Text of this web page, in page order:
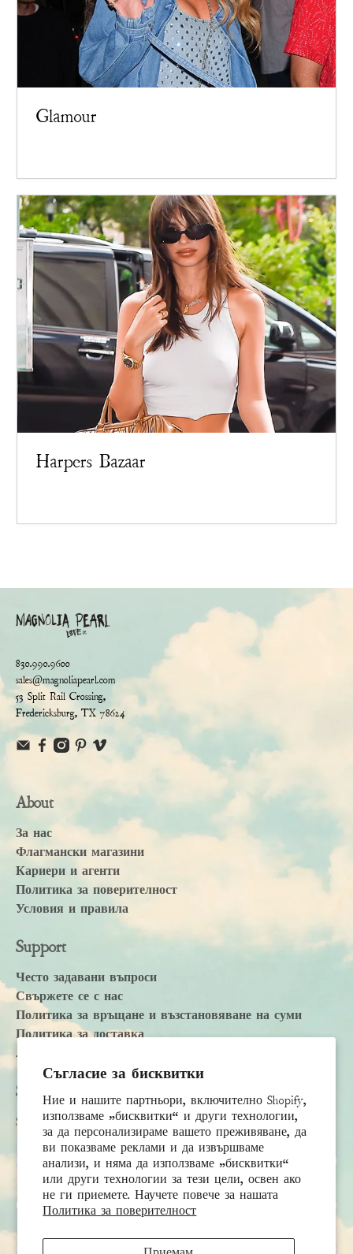
Съгласие за бисквитки
Ние и нашите партньори, включително Shopify,
използваме „бисквитки“ и други технологии,
за да персонализираме вашето преживяване, да
ви показваме реклами и да извършваме
анализи, и няма да използваме „бисквитки“
или други технологии за тези цели, освен ако
не ги приемете. Научете повече за нашата
Политика за поверителност
Glamour
Harpers Bazaar
830.990.9600
sales@magnoliapearl.com
53 Split Rail Crossing,
Fredericksburg, TX 78624
About
За нас
Флагмански магазини
Кариери и агенти
Политика за поверителност
Условия и правила
Support
Често задавани въпроси
Свържете се с нас
Политика за връщане и възстановяване на суми
Политика за доставка
Accessibility Statement
Subscribe
Sign up to receive the latest news & connect with your stylist
Първо име
Фамилия
Имейл*